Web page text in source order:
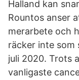
Halland kan
Rountos anser
merarbete och
räcker inte som
juli 2020. Trots
vanligaste